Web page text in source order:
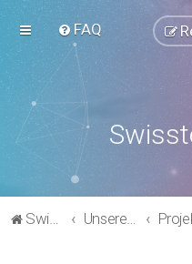
FAQ
Swissteam.NET Unsere Foren